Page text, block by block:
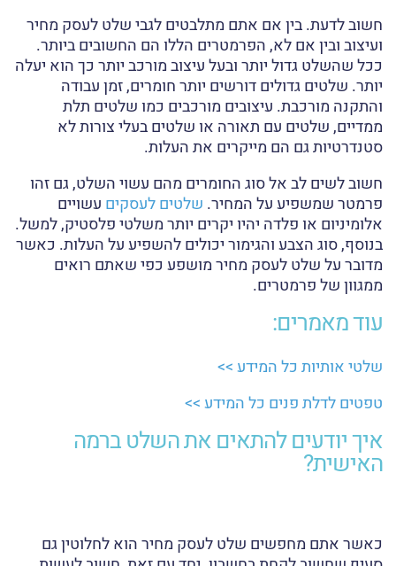
חשוב לדעת. בין אם אתם מתלבטים לגבי שלט לעסק מחיר
ועיצוב ובין אם לא, הפרמטרים הללו הם החשובים ביותר.
ככל שהשלט גדול יותר ובעל עיצוב מורכב יותר כך הוא יעלה
יותר. שלטים גדולים דורשים יותר חומרים, זמן עבודה
והתקנה מורכבת. עיצובים מורכבים כמו שלטים תלת
ממדיים, שלטים עם תאורה או שלטים בעלי צורות לא
סטנדרטיות גם הם מייקרים את העלות.
חשוב לשים לב אל סוג החומרים מהם עשוי השלט, גם זהו
פרמטר שמשפיע על המחיר. שלטים לעסקים עשויים
אלומיניום או פלדה יהיו יקרים יותר משלטי פלסטיק, למשל.
בנוסף, סוג הצבע והגימור יכולים להשפיע על העלות. כאשר
מדובר על שלט לעסק מחיר מושפע כפי שאתם רואים
ממגוון של פרמטרים.
עוד מאמרים:
שלטי אותיות כל המידע >>
טפטים לדלת פנים כל המידע >>
איך יודעים להתאים את השלט ברמה
האישית?
כאשר אתם מחפשים שלט לעסק מחיר הוא לחלוטין גם